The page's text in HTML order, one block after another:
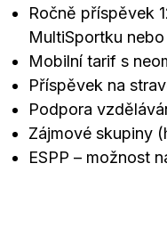
Ročně příspěvek
MultiSportku
Mobilní tarif s
Příspěvek na
Podpora
Zájmové skupiny
ESPP – možnost